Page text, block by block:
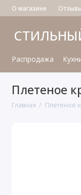
О магазине
Распродажа
Плетеное
Главная Плетеное